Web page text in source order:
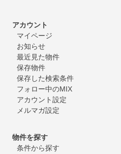
アカウント
マイページ
お知らせ
最近見た物件
保存物件
保存した検索条件
フォロー中のMIX
アカウント設定
メルマガ設定
物件を探す
条件から探す